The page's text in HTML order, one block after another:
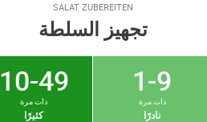
SALAT ZUBEREITEN
تجهيز السلطة
1-9
ذات مرة
نادرًا
10-49
ذات مرة
كثيرًا